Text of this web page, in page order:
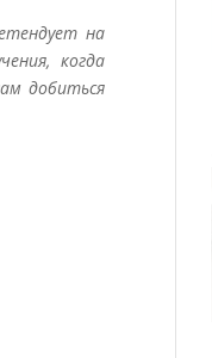
на
когда
добиться